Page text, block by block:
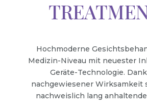
Hochmoderne
Medizin-Niveau mit neuester
Geräte-Technologie.
nachgewiesener Wirksamkeit
nachweislich lang